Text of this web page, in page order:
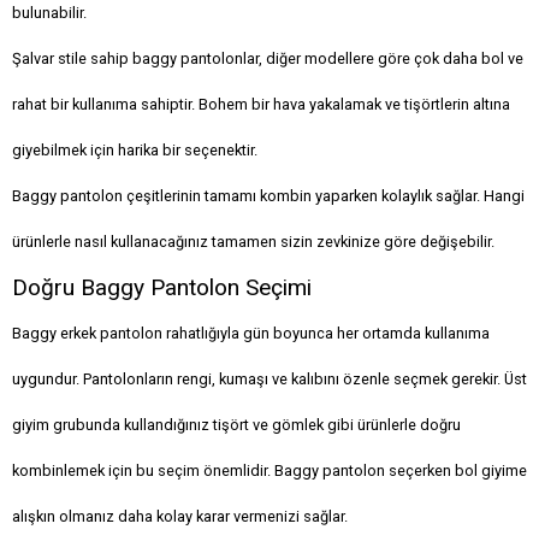
bulunabilir.
Şalvar stile sahip baggy pantolonlar, diğer modellere göre çok daha bol ve
rahat bir kullanıma sahiptir. Bohem bir hava yakalamak ve tişörtlerin altına
giyebilmek için harika bir seçenektir.
Baggy pantolon çeşitlerinin tamamı kombin yaparken kolaylık sağlar. Hangi
ürünlerle nasıl kullanacağınız tamamen sizin zevkinize göre değişebilir.
Doğru Baggy Pantolon Seçimi
Baggy erkek pantolon rahatlığıyla gün boyunca her ortamda kullanıma
uygundur. Pantolonların rengi, kumaşı ve kalıbını özenle seçmek gerekir. Üst
giyim grubunda kullandığınız tişört ve gömlek gibi ürünlerle doğru
kombinlemek için bu seçim önemlidir. Baggy pantolon seçerken bol giyime
alışkın olmanız daha kolay karar vermenizi sağlar.